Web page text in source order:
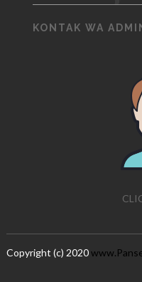
KONTAK WA
Copyright (c) 2020